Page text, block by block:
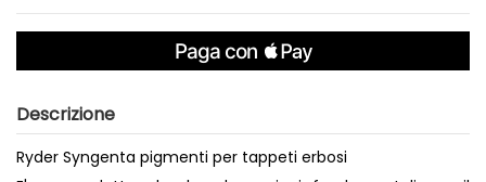
Descrizione
Ryder Syngenta pigmenti per tappeti erbosi